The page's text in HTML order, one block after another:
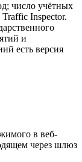
число учётных
Traffic Inspector.
и
есть версия
в веб-
через шлюз